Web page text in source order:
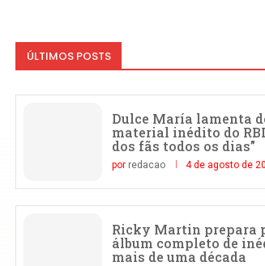
ÚLTIMOS POSTS
Dulce María lamenta
material inédito do
dos fãs todos os dias”
por redacao 4 de agosto de
Ricky Martin prepara
álbum completo de
mais de uma década